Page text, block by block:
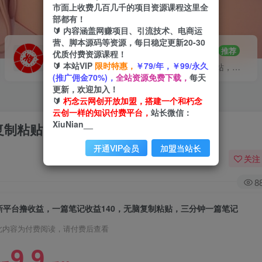
VIP推广
70%分佣
会员专属推广链接
招募站长 推荐
搭建同款网站，自己当老板
粘贴，三分钟一篇笔记
关注
平台撸收益，一篇笔记收益140，无脑复制粘贴，三分钟一篇笔记
内容为付费阅读，请付费后查看
市面上收费几百几千的项目资源课程这里全
部都有！
🔰 内容涵盖网赚项目、引流技术、电商运
营、脚本源码等资源，每日稳定更新20-30
优质付费资源课程！
🔰 本站VIP 限时特惠， ￥79/年，￥99/永久
(推广佣金70%)， 全站资源免费下载， 每天
更新，欢迎加入！
🔰 朽念云网创开放加盟，搭建一个和朽念
云创一样的知识付费平台， 站长微信：
XiuNian__
开通VIP会员 加盟当站长